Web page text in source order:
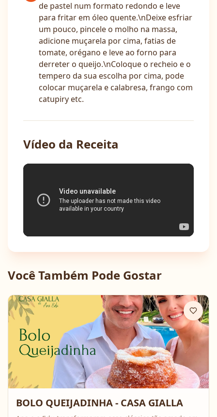
de pastel num formato redondo e leve
para fritar em óleo quente.\nDeixe esfriar
um pouco, pincele o molho na massa,
adicione muçarela por cima, fatias de
tomate, orégano e leve ao forno para
derreter o queijo.\nColoque o recheio e o
tempero da sua escolha por cima, pode
colocar muçarela e calabresa, frango com
catupiry etc.
Vídeo da Receita
Você Também Pode Gostar
BOLO QUEIJADINHA - CASA GIALLA